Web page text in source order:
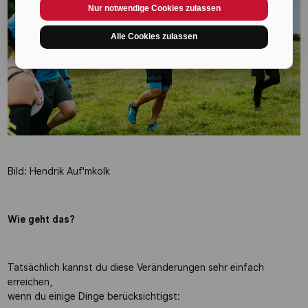
Nur notwendige Cookies zulassen
Alle Cookies zulassen
Bild: Hendrik Auf'mkolk
Wie geht das?
Tatsächlich kannst du diese Veränderungen sehr einfach
erreichen,
wenn du einige Dinge berücksichtigst: